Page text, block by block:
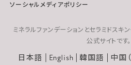
ソーシャルメディアポリシー
ミネラルファンデーションとセラミドスキン
公式サイトです。
日本語 English 韓国語 中国